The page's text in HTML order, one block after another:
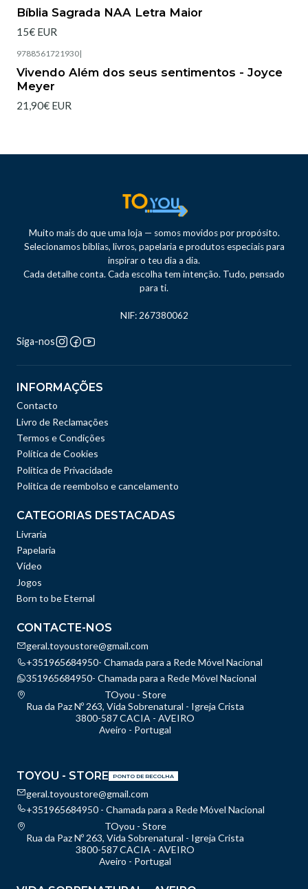
Bíblia Sagrada NAA Letra Maior
15€ EUR
9788561721930|
Vivendo Além dos seus sentimentos - Joyce
Meyer
21,90€ EUR
Muito mais do que uma loja — somos movidos por propósito.
Selecionamos bíblias, livros, papelaria e produtos especiais para
inspirar o teu dia a dia.
Cada detalhe conta. Cada escolha tem intenção. Tudo, pensado
para ti.
NIF: 267380062
Siga-nos
INFORMAÇÕES
Contacto
Livro de Reclamações
Termos e Condições
Política de Cookies
Política de Privacidade
Politica de reembolso e cancelamento
CATEGORIAS DESTACADAS
Livraria
Papelaria
Vídeo
Jogos
Born to be Eternal
CONTACTE-NOS
geral.toyoustore@gmail.com
+351965684950- Chamada para a Rede Móvel Nacional
351965684950- Chamada para a Rede Móvel Nacional
TOyou - Store
Rua da Paz Nº 263, Vida Sobrenatural - Igreja Crista
3800-587 CACIA - AVEIRO
Aveiro - Portugal
TOYOU - STORE PONTO DE RECOLHA
geral.toyoustore@gmail.com
+351965684950 - Chamada para a Rede Móvel Nacional
TOyou - Store
Rua da Paz Nº 263, Vida Sobrenatural - Igreja Crista
3800-587 CACIA - AVEIRO
Aveiro - Portugal